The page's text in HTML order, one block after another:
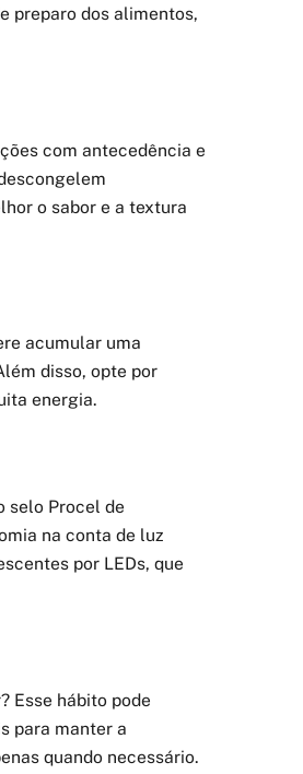
preparo dos alimentos,
com antecedência e
o sabor e a textura
acumular uma
disso, opte por
energia.
selo Procel de
na conta de luz
por LEDs, que
Esse hábito pode
para manter a
quando necessário.